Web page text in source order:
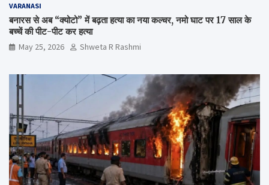
VARANASI
बनारस से अब “क्योटो” में बढ़ता हत्या का नया कल्चर, नमो घाट पर 17 साल के
बच्चें की पीट-पीट कर हत्या
May 25, 2026 Shweta R Rashmi